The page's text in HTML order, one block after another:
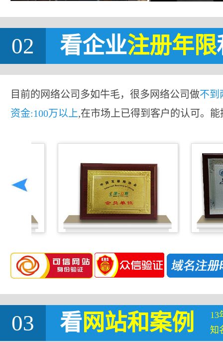
02 看企业注册年限
目前的网络公司多如牛毛，很多网络公司做不到
资金:100万以上,在市场上已得到客户的认可。
03 看网站和案例
13
知